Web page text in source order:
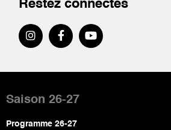
Restez connectés
de
page
Saison 26-27
Programme 26-27